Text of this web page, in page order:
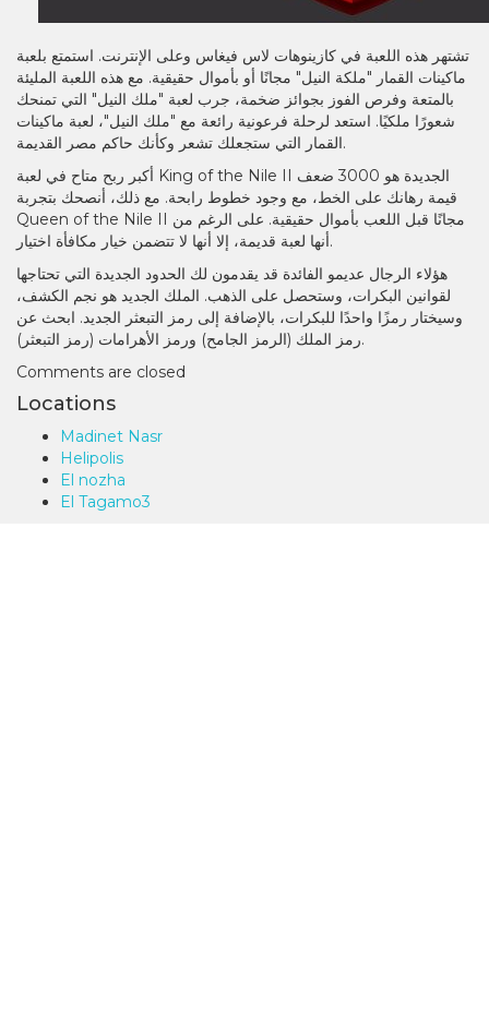
تشتهر هذه اللعبة في كازينوهات لاس فيغاس وعلى الإنترنت. استمتع بلعبة
ماكينات القمار "ملكة النيل" مجانًا أو بأموال حقيقية. مع هذه اللعبة المليئة
بالمتعة وفرص الفوز بجوائز ضخمة، جرب لعبة "ملك النيل" التي تمنحك
شعورًا ملكيًا. استعد لرحلة فرعونية رائعة مع "ملك النيل"، لعبة ماكينات
القمار التي ستجعلك تشعر وكأنك حاكم مصر القديمة.
أكبر ربح متاح في لعبة King of the Nile II الجديدة هو 3000 ضعف
قيمة رهانك على الخط، مع وجود خطوط رابحة. مع ذلك، أنصحك بتجربة
Queen of the Nile II مجانًا قبل اللعب بأموال حقيقية. على الرغم من
أنها لعبة قديمة، إلا أنها لا تتضمن خيار مكافأة اختيار.
هؤلاء الرجال عديمو الفائدة قد يقدمون لك الحدود الجديدة التي تحتاجها
لقوانين البكرات، وستحصل على الذهب. الملك الجديد هو نجم الكشف،
وسيختار رمزًا واحدًا للبكرات، بالإضافة إلى رمز التبعثر الجديد. ابحث عن
رمز الملك (الرمز الجامح) ورمز الأهرامات (رمز التبعثر).
Comments are closed
Locations
Madinet Nasr
Helipolis
El nozha
El Tagamo3